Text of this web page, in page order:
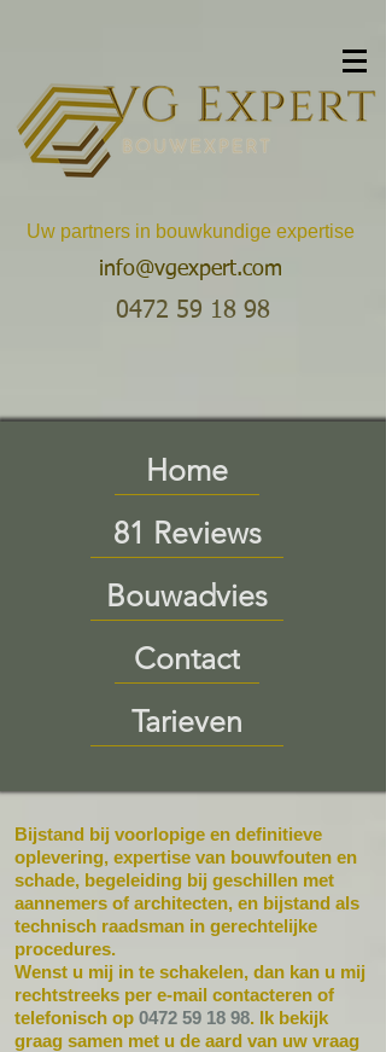
Uw partners in bouwkundige expertise
info@vgexpert.com
0472 59 18 98
Home
81 Reviews
Bouwadvies
Contact
Tarieven
Bijstand bij voorlopige en definitieve
oplevering, expertise van bouwfouten en
schade, begeleiding bij geschillen met
aannemers of architecten, en bijstand als
technisch raadsman in gerechtelijke
procedures.
Wenst u mij in te schakelen, dan kan u mij
rechtstreeks per e-mail contacteren of
telefonisch op 0472 59 18 98. Ik bekijk
graag samen met u de aard van uw vraag